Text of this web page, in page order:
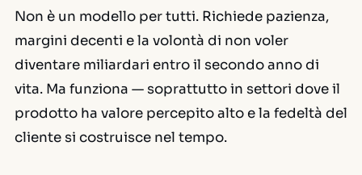
Non è un modello per tutti. Richiede pazienza,
margini decenti e la volontà di non voler
diventare miliardari entro il secondo anno di
vita. Ma funziona — soprattutto in settori dove il
prodotto ha valore percepito alto e la fedeltà del
cliente si costruisce nel tempo.